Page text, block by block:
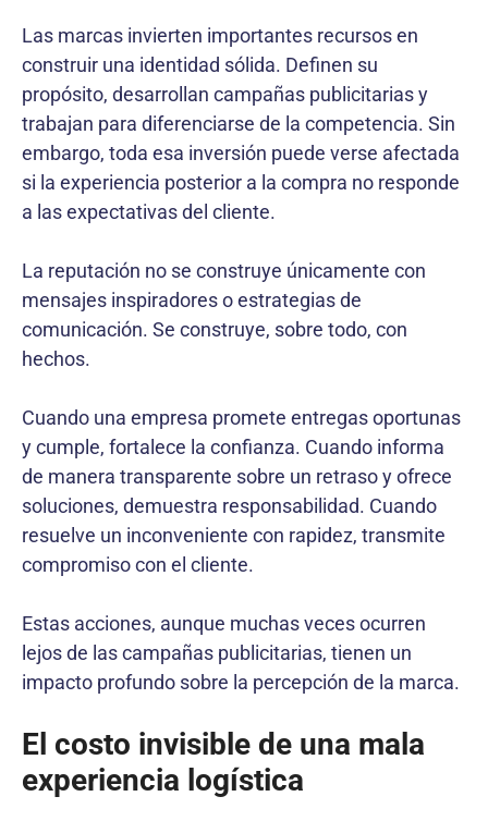
Las marcas invierten importantes recursos en
construir una identidad sólida. Definen su
propósito, desarrollan campañas publicitarias y
trabajan para diferenciarse de la competencia. Sin
embargo, toda esa inversión puede verse afectada
si la experiencia posterior a la compra no responde
a las expectativas del cliente.
La reputación no se construye únicamente con
mensajes inspiradores o estrategias de
comunicación. Se construye, sobre todo, con
hechos.
Cuando una empresa promete entregas oportunas
y cumple, fortalece la confianza. Cuando informa
de manera transparente sobre un retraso y ofrece
soluciones, demuestra responsabilidad. Cuando
resuelve un inconveniente con rapidez, transmite
compromiso con el cliente.
Estas acciones, aunque muchas veces ocurren
lejos de las campañas publicitarias, tienen un
impacto profundo sobre la percepción de la marca.
El costo invisible de una mala
experiencia logística